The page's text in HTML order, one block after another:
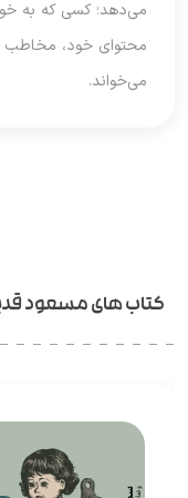
می‌دهد؛ کسی که به
محتوای خود، مخاطب
می‌خواند.
کتاب های مسعود قدیم